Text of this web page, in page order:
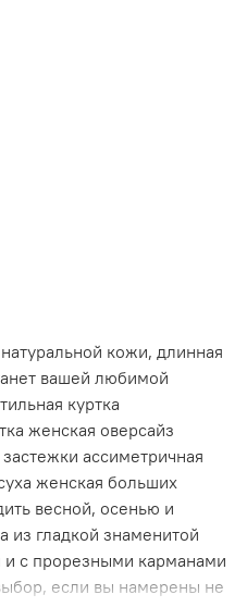
кожи, длинная
вашей любимой
куртка
женская оверсайз
ассиметричная
женская больших
весной, осенью и
из гладкой знаменитой
и с прорезными карманами
если вы намерены не